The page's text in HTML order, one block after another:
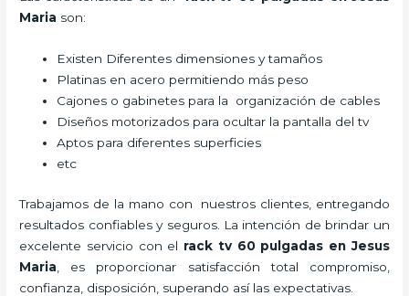
Maria son:
Existen Diferentes dimensiones y tamaños
Platinas en acero permitiendo más peso
Cajones o gabinetes para la organización de cables
Diseños motorizados para ocultar la pantalla del tv
Aptos para diferentes superficies
etc
Trabajamos de la mano con nuestros clientes, entregando
resultados confiables y seguros. La intención de brindar un
excelente servicio con el rack tv 60 pulgadas en Jesus
Maria , es proporcionar satisfacción total compromiso,
confianza, disposición, superando así las expectativas.